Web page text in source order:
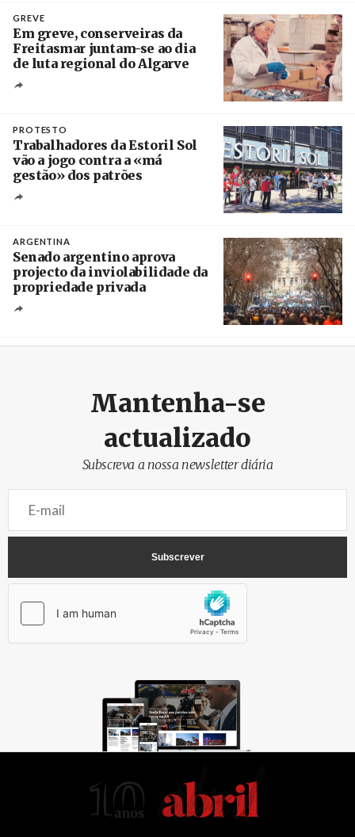
GREVE
Em greve, conserveiras da
Freitasmar juntam-se ao dia
de luta regional do Algarve
PROTESTO
Trabalhadores da Estoril Sol
vão a jogo contra a «má
gestão» dos patrões
ARGENTINA
Senado argentino aprova
projecto da inviolabilidade da
propriedade privada
Mantenha-se
actualizado
Subscreva a nossa newsletter diária